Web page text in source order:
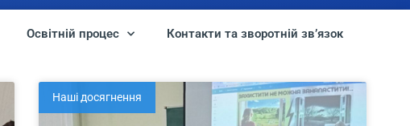
Освітній процес Контакти та зворотній зв’язок
Наші досягнення